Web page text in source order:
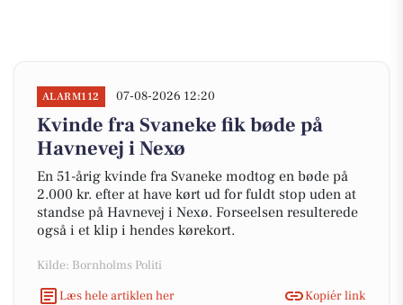
ALARM112 07-08-2026 12:20
Kvinde fra Svaneke fik bøde på
Havnevej i Nexø
En 51-årig kvinde fra Svaneke modtog en bøde på
2.000 kr. efter at have kørt ud for fuldt stop uden at
standse på Havnevej i Nexø. Forseelsen resulterede
også i et klip i hendes kørekort.
Kilde: Bornholms Politi
Læs hele artiklen her
Kopiér link